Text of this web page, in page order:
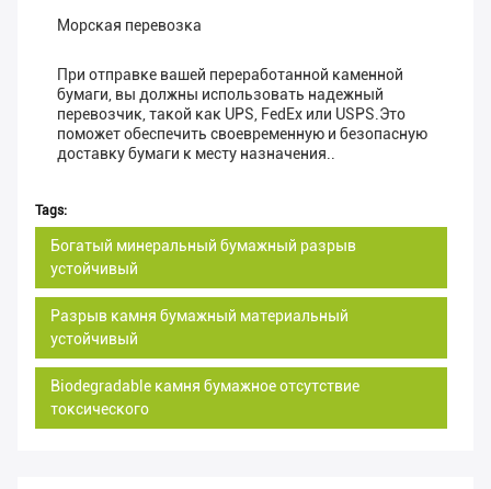
Морская перевозка
При отправке вашей переработанной каменной
бумаги, вы должны использовать надежный
перевозчик, такой как UPS, FedEx или USPS.Это
поможет обеспечить своевременную и безопасную
доставку бумаги к месту назначения..
Tags:
Богатый минеральный бумажный разрыв
устойчивый
Разрыв камня бумажный материальный
устойчивый
Biodegradable камня бумажное отсутствие
токсического